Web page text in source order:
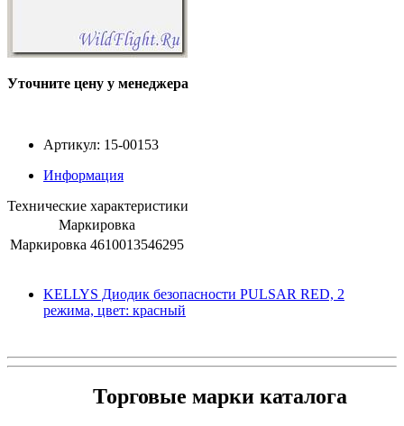
Уточните цену у менеджера
Артикул: 15-00153
Информация
Технические характеристики
Маркировка
Маркировка 4610013546295
KELLYS Диодик безопасности PULSAR RED, 2
режима, цвет: красный
Торговые марки каталога